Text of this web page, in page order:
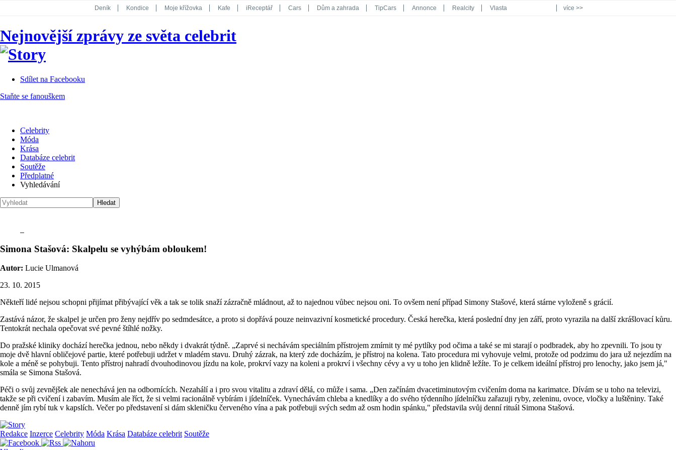
Deník Kondice Moje křížovka Kafe iReceptář Cars Dům a zahrada TipCars Annonce Realcity Vlasta
Koktejl
více >>
Nejnovější zprávy ze světa celebrit
Sdílet na Facebooku
Staňte se fanouškem
Celebrity
Móda
Krása
Databáze celebrit
Soutěže
Předplatné
Vyhledávání
Simona Stašová: Skalpelu se vyhýbám obloukem!
Autor: Lucie Ulmanová
23. 10. 2015
Někteří lidé nejsou schopni přijímat přibývající věk a tak se tolik snaží zázračně mládnout, až to najednou vůbec nejsou oni. To ovšem není případ Simony Stašové, která stárne vyloženě s grácií.
Zastává názor, že skalpel je určen pro ženy nejdřív po sedmdesátce, a proto si dopřává pouze neinvazivní kosmetické procedury. Česká herečka, která poslední dny jen září, proto vyrazila na další zkrášlovací kůru.
Tentokrát nechala opečovat své pevné štíhlé nožky.
Do pražské kliniky dochází herečka jednou, nebo někdy i dvakrát týdně. „Zaprvé si nechávám speciálním přístrojem zmírnit ty mé pytlíky pod očima a také se mi starají o podbradek, aby ho zpevnili. To jsou ty
moje dvě hlavní obličejové partie, které potřebuji udržet v mladém stavu. Druhý zázrak, na který zde docházím, je přístroj na kolena. Tato procedura mi vyhovuje velmi, protože od podzimu do jara už nejezdím na
kole a méně se pohybuji. Tento přístroj nahradí dvouhodinovou jízdu na kole, prokrví vazy na koleni a prokrví i všechny cévy a vy u toho jen klidně ležíte. To je celkem ideální přístroj pro lenochy, jako jsem já,"
smála se Simona Stašová.
Péči o svůj zevnějšek ale nenechává jen na odbornících. Nezahálí a i pro svou vitalitu a zdraví dělá, co může i sama. „Den začínám dvacetiminutovým cvičením doma na karimatce. Dívám se u toho na televizi,
takže se při cvičení i zabavím. Musím ale říct, že si velmi racionálně vybírám i jídelníček. Vynechávám chleba a knedlíky a do svého týdenního jídelníčku zařazuji ryby, zeleninu, ovoce, vločky a luštěniny. Také
denně jím rybí tuk v kapslích. Večer po představení si dám skleničku červeného vína a pak potřebuji svých sedm až osm hodin spánku," představila svůj denní rituál Simona Stašová.
Redakce Inzerce Celebrity Móda Krása Databáze celebrit Soutěže